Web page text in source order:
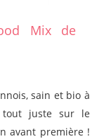
Mix de
sain et bio à
tout juste sur le
avant première !